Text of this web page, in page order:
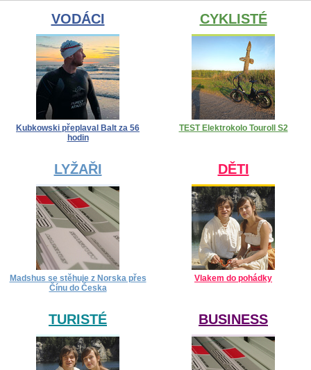
VODÁCI
Kubkowski přeplaval Balt za 56
hodin
CYKLISTÉ
TEST Elektrokolo Touroll S2
LYŽAŘI
Madshus se stěhuje z Norska přes
Čínu do Česka
DĚTI
Vlakem do pohádky
TURISTÉ BUSINESS